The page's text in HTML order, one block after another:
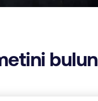
bulun